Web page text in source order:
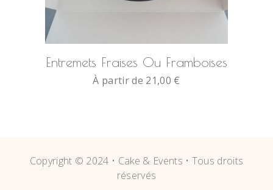
Entremets Fraises Ou Framboises
À partir de 21,00 €
Copyright © 2024 • Cake & Events • Tous droits
réservés